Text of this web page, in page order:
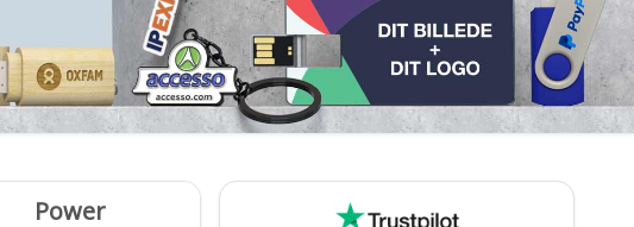
Power